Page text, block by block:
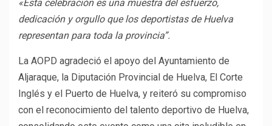
«Esta celebración es una muestra del esfuerzo,
dedicación y orgullo que los deportistas de Huelva
representan para toda la provincia”.
La AOPD agradeció el apoyo del Ayuntamiento de
Aljaraque, la Diputación Provincial de Huelva, El Corte
Inglés y el Puerto de Huelva, y reiteró su compromiso
con el reconocimiento del talento deportivo de Huelva,